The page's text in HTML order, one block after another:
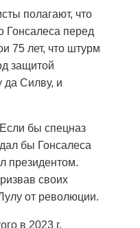
полагают, что
Гонсалеса перед
75 лет, что штурм
защитой
да Силву, и
бы спецназ
бы Гонсалеса
президентом.
своих
от революции.
в 2023 г.